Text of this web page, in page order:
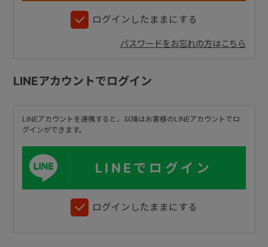
ログインしたままにする
パスワードをお忘れの方はこちら
LINEアカウントでログイン
LINEアカウントを連携すると、以降はお客様のLINEアカウントでロ
グインができます。
LINEでログイン
ログインしたままにする